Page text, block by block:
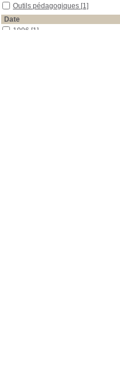
Outils pédagogiques [1]
Date
1996 [1]